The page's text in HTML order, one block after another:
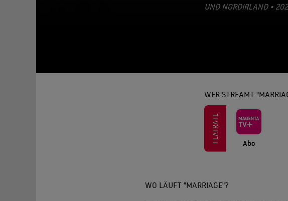
ND NORDIRLAND •
WER STREAMT
FLATRATE Abo
WO LÄUFT "MARRIAGE"?